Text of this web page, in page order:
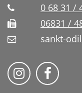
0 68 31 /
06831 /
sankt-
Bistum